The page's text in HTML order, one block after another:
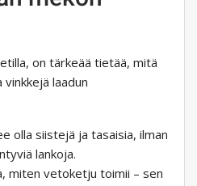
on tärkeää tietää, mitä
laadun
olla siistejä ja tasaisia, ilman
lankoja.
miten vetoketju toimii – sen